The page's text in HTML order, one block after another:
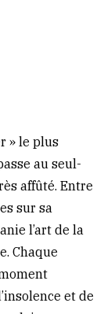
» le plus
au seul-
affûté. Entre
sur sa
l’art de la
Chaque
et de